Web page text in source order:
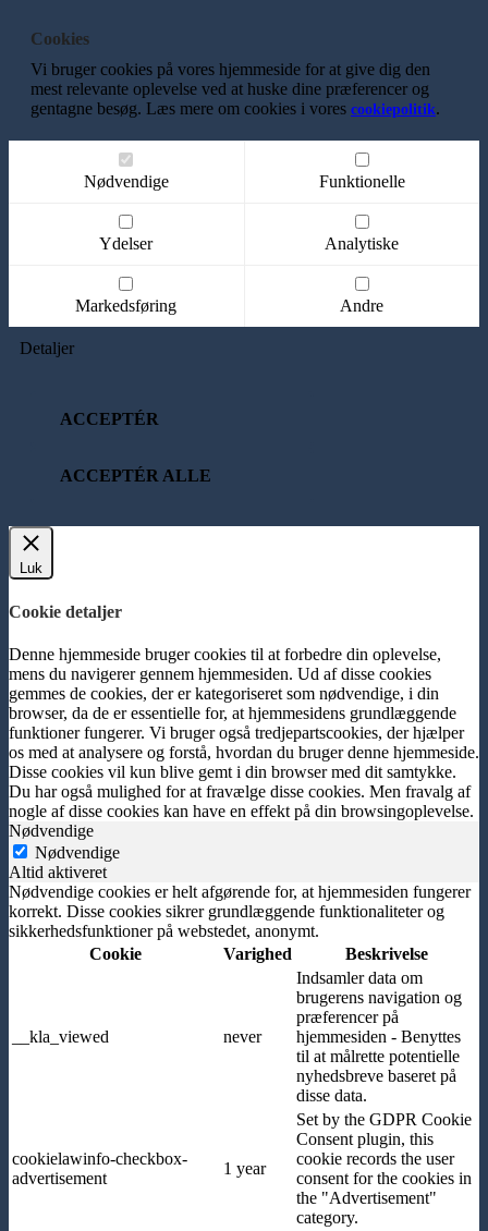
Cookies
Vi bruger cookies på vores hjemmeside for at give dig den
mest relevante oplevelse ved at huske dine præferencer og
gentagne besøg. Læs mere om cookies i vores cookiepolitik.
Nødvendige Funktionelle
Ydelser Analytiske
Markedsføring Andre
Detaljer
ACCEPTÉR
ACCEPTÉR ALLE
Luk
Cookie detaljer
Denne hjemmeside bruger cookies til at forbedre din oplevelse,
mens du navigerer gennem hjemmesiden. Ud af disse cookies
gemmes de cookies, der er kategoriseret som nødvendige, i din
browser, da de er essentielle for, at hjemmesidens grundlæggende
funktioner fungerer. Vi bruger også tredjepartscookies, der hjælper
os med at analysere og forstå, hvordan du bruger denne hjemmeside.
Disse cookies vil kun blive gemt i din browser med dit samtykke.
Du har også mulighed for at fravælge disse cookies. Men fravalg af
nogle af disse cookies kan have en effekt på din browsingoplevelse.
Nødvendige
Nødvendige
Altid aktiveret
Nødvendige cookies er helt afgørende for, at hjemmesiden fungerer
korrekt. Disse cookies sikrer grundlæggende funktionaliteter og
sikkerhedsfunktioner på webstedet, anonymt.
Cookie
Varighed Beskrivelse
__kla_viewed never
Indsamler data om
brugerens navigation og
præferencer på
hjemmesiden - Benyttes
til at målrette potentielle
nyhedsbreve baseret på
disse data.
cookielawinfo-checkbox-
advertisement
1 year
Set by the GDPR Cookie
Consent plugin, this
cookie records the user
consent for the cookies in
the "Advertisement"
category.